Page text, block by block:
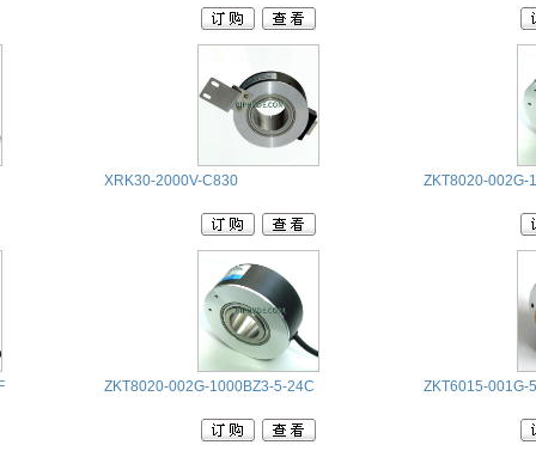
XRK30-2000V-C830 ZKT8020-002G-
ZKT8020-002G-1000BZ3-5-24C ZKT6015-001G-